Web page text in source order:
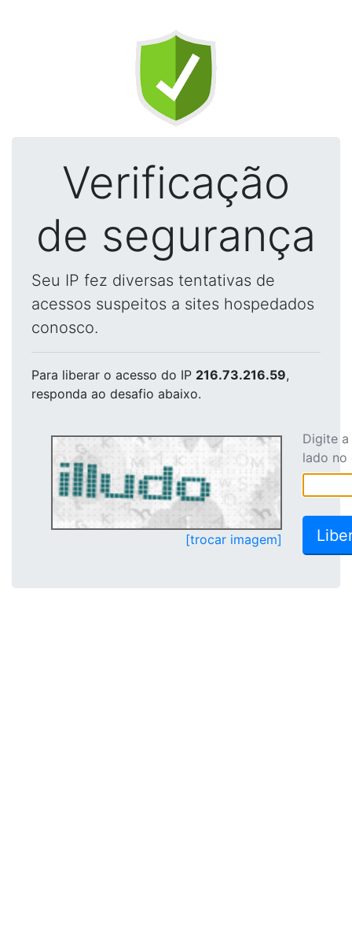
Verificação
de segurança
Seu IP fez diversas tentativas de
acessos suspeitos a sites hospedados
conosco.
Para liberar o acesso do IP 216.73.216.59,
responda ao desafio abaixo.
[trocar imagem]
Digite
lado no